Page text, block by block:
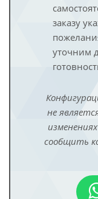
заказу
уточним
не
сообщить